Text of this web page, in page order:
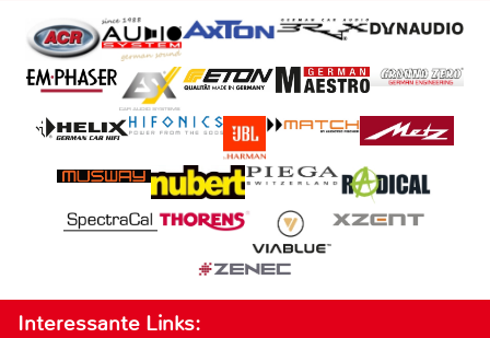
Interessante Links: